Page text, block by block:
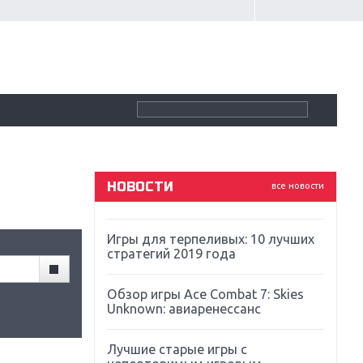
все новости
НОВОСТИ
Souls
Far Cry 5: хвалить нельзя ругать
Игры для терпеливых: 10 лучших
стратегий 2019 года
Обзор игры Ace Combat 7: Skies
Unknown: авиаренессанс
Лучшие старые игры с